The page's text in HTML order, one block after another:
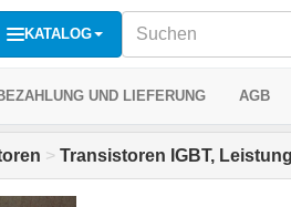
KATALOG
UND LIEFERUNG AGB
> Transistoren IGBT,